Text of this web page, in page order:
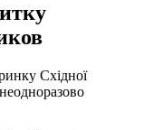
Східної